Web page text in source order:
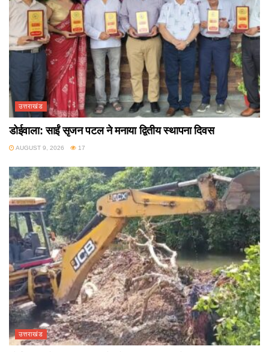
उत्तराखंड
डोईवाला: साईं सृजन पटल ने मनाया द्वितीय स्थापना दिवस
AUGUST 9, 2026 17
उत्तराखंड